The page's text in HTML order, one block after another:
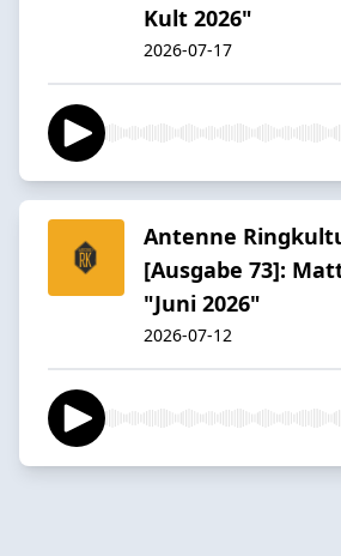
Kult 2026"
2026-07-17
Antenne
[Ausgabe 73]:
"Juni 2026"
2026-07-12